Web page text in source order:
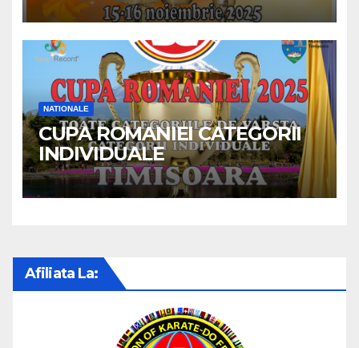
NATIONALE
CUPA ROMANIEI CATEGORII
INDIVIDUALE
Afiliata La: